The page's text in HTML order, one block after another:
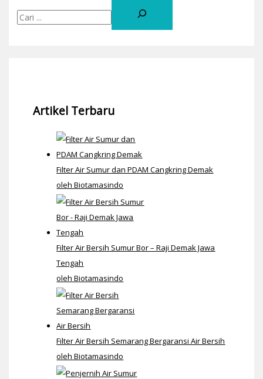
Artikel Terbaru
Filter Air Sumur dan PDAM Cangkring Demak
oleh Biotamasindo
Filter Air Bersih Sumur Bor – Raji Demak Jawa
Tengah
oleh Biotamasindo
Filter Air Bersih Semarang Bergaransi Air Bersih
oleh Biotamasindo